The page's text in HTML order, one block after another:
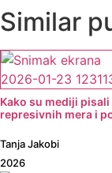
Similar
Kako su mediji
represivnih mera i
Tanja Jakobi
2026